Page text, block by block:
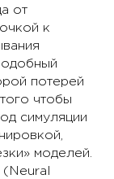
от
к
потерей
чтобы
симуляции
моделей.